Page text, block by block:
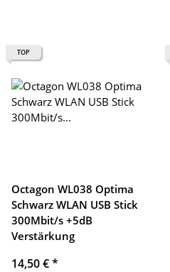
TOP
Octagon WL038 Optima
Schwarz WLAN USB Stick
300Mbit/s +5dB
Verstärkung
14,50 €*